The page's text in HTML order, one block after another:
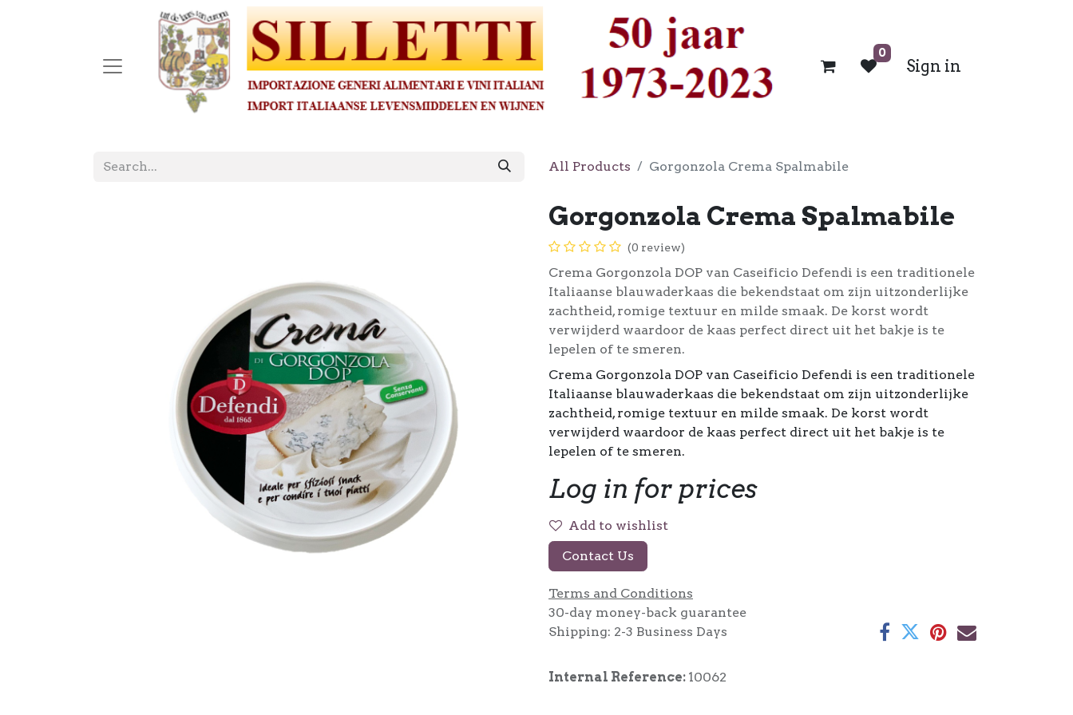
0
Sign in
All Products Gorgonzola Crema Spalmabile
Gorgonzola Crema Spalmabile
(0 review)
Crema Gorgonzola DOP van Caseificio Defendi is een traditionele
Italiaanse blauwaderkaas die bekendstaat om zijn uitzonderlijke
zachtheid, romige textuur en milde smaak. De korst wordt
verwijderd waardoor de kaas perfect direct uit het bakje is te
lepelen of te smeren.
Crema Gorgonzola DOP van Caseificio Defendi is een traditionele
Italiaanse blauwaderkaas die bekendstaat om zijn uitzonderlijke
zachtheid, romige textuur en milde smaak. De korst wordt
verwijderd waardoor de kaas perfect direct uit het bakje is te
lepelen of te smeren.
Log in for prices
Add to wishlist
Contact Us
Terms and Conditions
30-day money-back guarantee
Shipping: 2-3 Business Days
Internal Reference: 10062